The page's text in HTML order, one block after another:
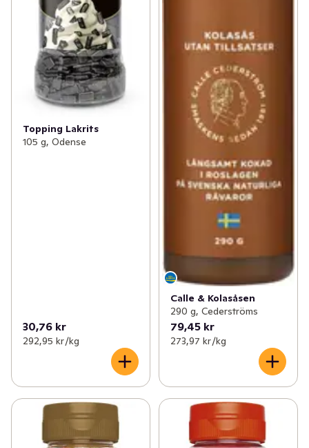
Topping Lakrits
105 g, Odense
30,76 kr
292,95 kr /kg
Calle & Kolasåsen
290 g, Cederströms
79,45 kr
273,97 kr /kg